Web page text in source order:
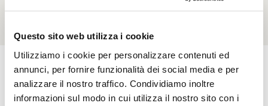
Questo sito web utilizza i cookie
Utilizziamo i cookie per personalizzare contenuti ed
annunci, per fornire funzionalità dei social media e per
analizzare il nostro traffico. Condividiamo inoltre
informazioni sul modo in cui utilizza il nostro sito con i
FILTRI AZZERA FILTRI